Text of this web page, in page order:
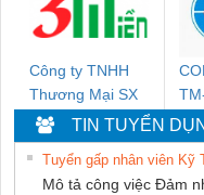
Công ty TNHH
Thương Mại SX
Ba Miền
TIN TUYỂN
Tuyển gấp nhân viên Kỹ
Mô tả công việc Đảm